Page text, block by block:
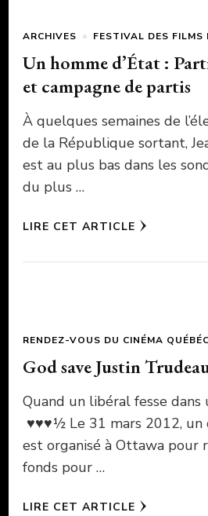
ARCHIVES FESTIVAL DES FILMS
Un homme d’État :
et campagne de partis
À quelques semaines de
de la République sortant,
est au plus bas dans les
du plus …
LIRE CET ARTICLE
RENDEZ-VOUS DU CINÉMA
God save Justin
Quand un libéral fesse dans
♥♥♥½ Le 31 mars 2012, un
est organisé à Ottawa pour
fonds pour …
LIRE CET ARTICLE